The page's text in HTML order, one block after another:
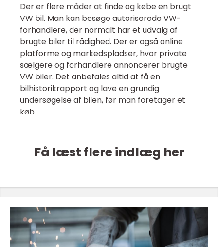
Der er flere måder at finde og købe en brugt
VW bil. Man kan besøge autoriserede VW-
forhandlere, der normalt har et udvalg af
brugte biler til rådighed. Der er også online
platforme og markedspladser, hvor private
sælgere og forhandlere annoncerer brugte
VW biler. Det anbefales altid at få en
bilhistorikrapport og lave en grundig
undersøgelse af bilen, før man foretager et
køb.
Få læst flere indlæg her